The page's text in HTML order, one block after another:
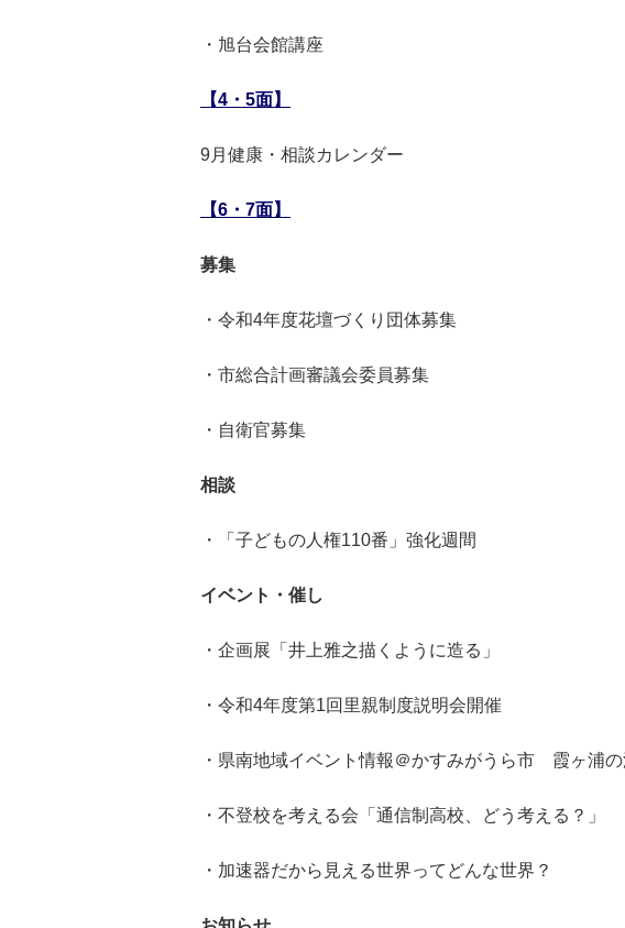
・旭台会館講座
【4・5面】
9月健康・相談カレンダー
【6・7面】
募集
・令和4年度花壇づくり団体募集
・市総合計画審議会委員募集
・自衛官募集
相談
・「子どもの人権110番」強化週間
イベント・催し
・企画展「井上雅之描くように造る」
・令和4年度第1回里親制度説明会開催
・県南地域イベント情報＠かすみがうら市 霞ヶ浦
・不登校を考える会「通信制高校、どう考える？」
・加速器だから見える世界ってどんな世界？